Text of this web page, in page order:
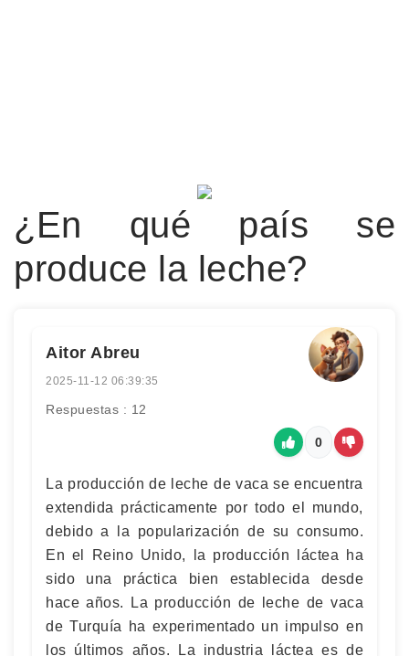
¿En qué país se
produce la leche?
Aitor Abreu
2025-11-12 06:39:35
Respuestas : 12
0
La producción de leche de vaca se encuentra
extendida prácticamente por todo el mundo,
debido a la popularización de su consumo.
En el Reino Unido, la producción láctea ha
sido una práctica bien establecida desde
hace años. La producción de leche de vaca
de Turquía ha experimentado un impulso en
los últimos años. La industria láctea es de